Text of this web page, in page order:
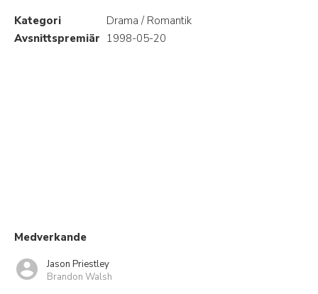
Kategori
Drama / Romantik
Avsnittspremiär 1998-05-20
Medverkande
Jason Priestley
Brandon Walsh